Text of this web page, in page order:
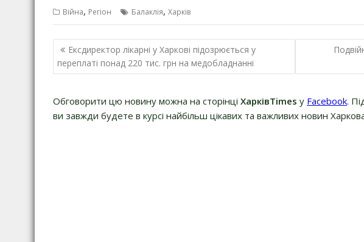
Війна, Регіон Балаклія, Харків
Н
а
і
г
Ексдиректор лікарні у Харкові підозрюється у
переплаті понад 220 тис. грн на медобладнанні
Обговорити цю новину можна на сторінці ХарківTimes у Facebook.
ви завжди будете в курсі найбільш цікавих та важливих новин